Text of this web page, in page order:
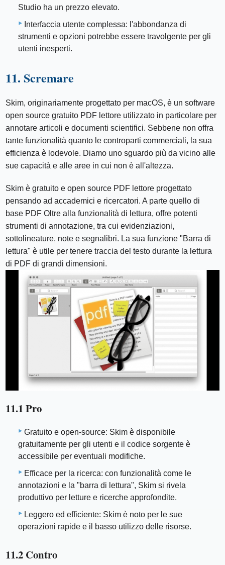
Studio ha un prezzo elevato.
Interfaccia utente complessa: l'abbondanza di
strumenti e opzioni potrebbe essere travolgente per gli
utenti inesperti.
11. Scremare
Skim, originariamente progettato per macOS, è un software
open source gratuito PDF lettore utilizzato in particolare per
annotare articoli e documenti scientifici. Sebbene non offra
tante funzionalità quanto le controparti commerciali, la sua
efficienza è lodevole. Diamo uno sguardo più da vicino alle
sue capacità e alle aree in cui non è all'altezza.
Skim è gratuito e open source PDF lettore progettato
pensando ad accademici e ricercatori. A parte quello di
base PDF Oltre alla funzionalità di lettura, offre potenti
strumenti di annotazione, tra cui evidenziazioni,
sottolineature, note e segnalibri. La sua funzione "Barra di
lettura" è utile per tenere traccia del testo durante la lettura
di PDF di grandi dimensioni.
11.1 Pro
Gratuito e open-source: Skim è disponibile
gratuitamente per gli utenti e il codice sorgente è
accessibile per eventuali modifiche.
Efficace per la ricerca: con funzionalità come le
annotazioni e la "barra di lettura", Skim si rivela
produttivo per letture e ricerche approfondite.
Leggero ed efficiente: Skim è noto per le sue
operazioni rapide e il basso utilizzo delle risorse.
11.2 Contro